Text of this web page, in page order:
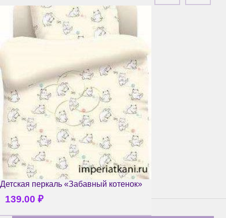
Детская перкаль «Забавный котенок»
139.00 ₽